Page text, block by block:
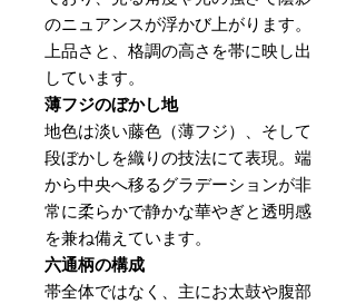
のニュアンスが浮かび上がります。
上品さと、格調の高さを帯に映し出
しています。
薄フジのぼかし地
地色は淡い藤色（薄フジ）、そして
段ぼかしを織りの技法にて表現。端
から中央へ移るグラデーションが非
常に柔らかで静かな華やぎと透明感
を兼ね備えています。
六通柄の構成
帯全体ではなく、主にお太鼓や腹部